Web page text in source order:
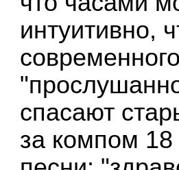
интуитивно,
спасают
за компом